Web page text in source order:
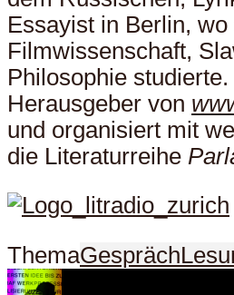
Essayist in Berlin, wo
Filmwissenschaft,
Philosophie
Herausgeber von
und organisiert mit
die Literaturreihe
ThemaGespräch